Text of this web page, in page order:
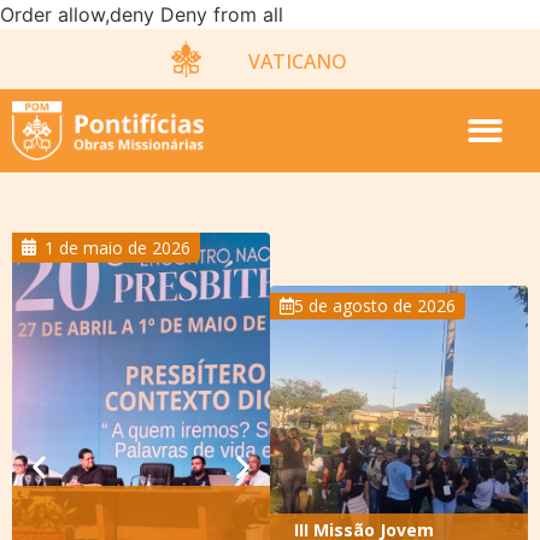
Order allow,deny Deny from all
VATICANO
17 de abril de 2026
5 de agosto de 2026
III Missão Jovem